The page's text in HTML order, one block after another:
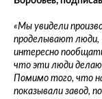
«Мы увидели
проделывают люди,
интересно
что эти люди
Помимо того, что
показывали завод,